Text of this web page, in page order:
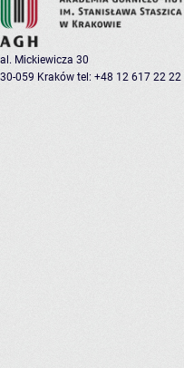
al. Mickiewicza 30
30-059 Kraków tel: +48 12 617 22 22